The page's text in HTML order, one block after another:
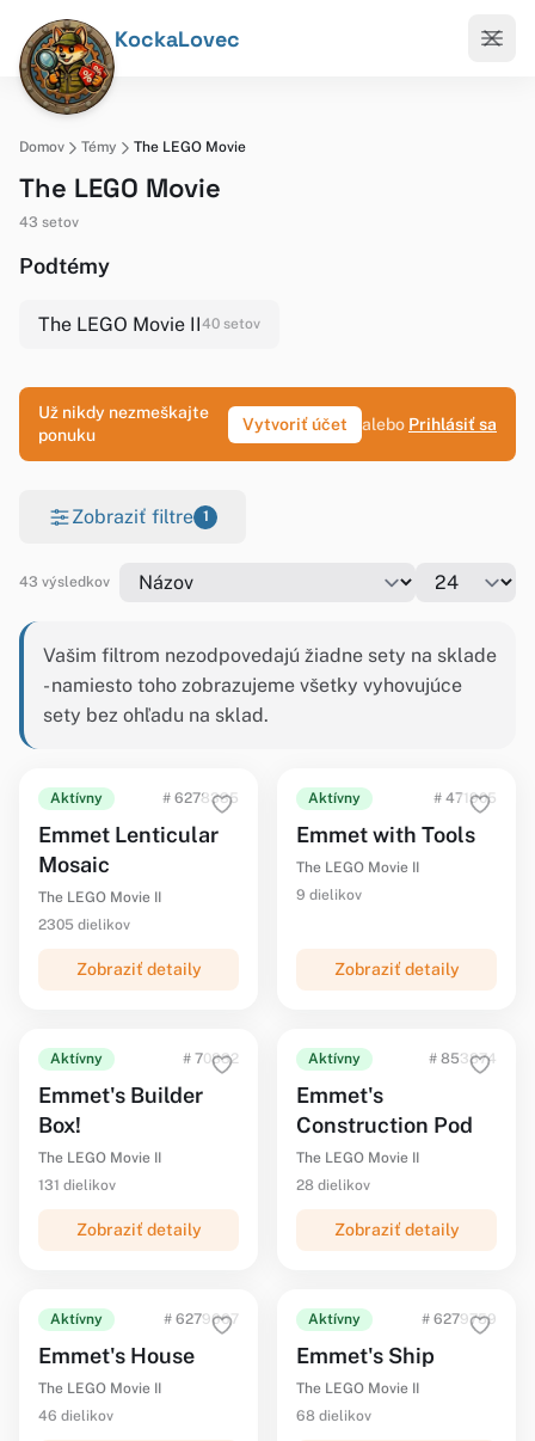
KockaLovec
Domov Témy The LEGO Movie
The LEGO Movie
43 setov
Podtémy
The LEGO Movie II40 setov
Už nikdy nezmeškajte
ponuku
Vytvoriť účet alebo Prihlásiť sa
Zobraziť filtre 1
43 výsledkov
Vašim filtrom nezodpovedajú žiadne sety na sklade
- namiesto toho zobrazujeme všetky vyhovujúce
sety bez ohľadu na sklad.
Aktívny # 6278335
Emmet Lenticular
Mosaic
The LEGO Movie II
2305 dielikov
Zobraziť detaily
Aktívny # 471905
Emmet with Tools
The LEGO Movie II
9 dielikov
Zobraziť detaily
Aktívny # 70832
Emmet's Builder
Box!
The LEGO Movie II
131 dielikov
Zobraziť detaily
Aktívny # 853874
Emmet's
Construction Pod
The LEGO Movie II
28 dielikov
Zobraziť detaily
Aktívny # 6279667
Emmet's House
The LEGO Movie II
46 dielikov
Aktívny # 6279759
Emmet's Ship
The LEGO Movie II
68 dielikov